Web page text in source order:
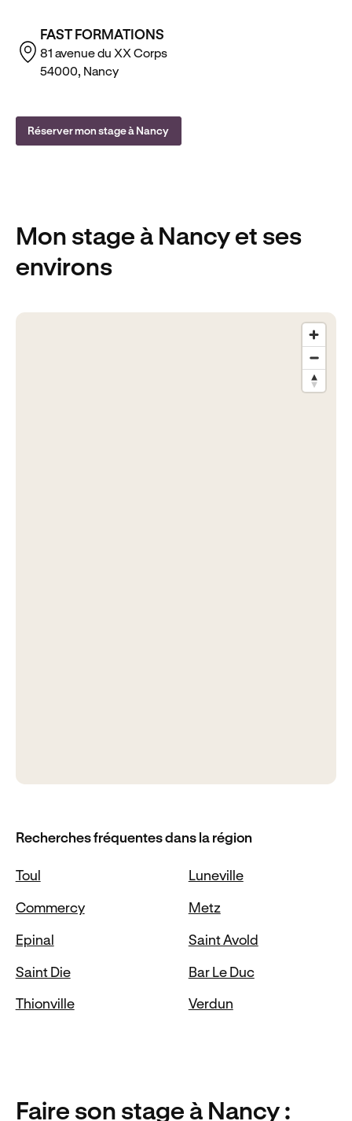
FAST FORMATIONS
81 avenue du XX Corps
54000, Nancy
Réserver mon stage à Nancy
Mon stage à Nancyet ses
environs
Recherches fréquentes dans la région
Toul Luneville
Commercy Metz
Epinal Saint Avold
Saint Die Bar Le Duc
Thionville Verdun
Faire son stage à Nancy: